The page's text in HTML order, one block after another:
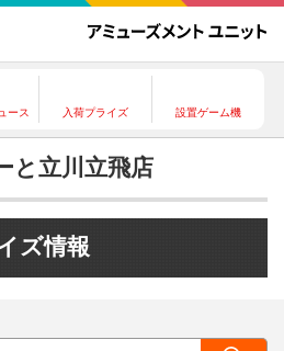
ース 入荷プライズ 設置ゲーム機
と立川立飛店
ズ情報